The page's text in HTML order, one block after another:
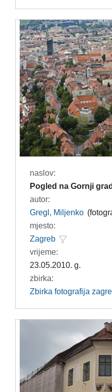
naslov:
Pogled na Gornji
autor:
Gregl, Miljenko
mjesto:
Zagreb
vrijeme:
23.05.2010. g.
zbirka:
Zbirka fotografija